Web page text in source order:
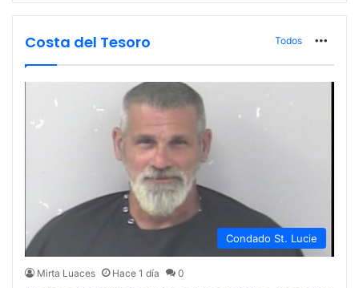
Costa del Tesoro Todos
Condado St. Lucie
Mirta Luaces Hace 1 día 0